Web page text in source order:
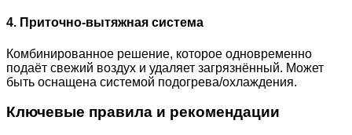
4. Приточно-вытяжная система
Комбинированное решение, которое одновременно
подаёт свежий воздух и удаляет загрязнённый. Может
быть оснащена системой подогрева/охлаждения.
Ключевые правила и рекомендации